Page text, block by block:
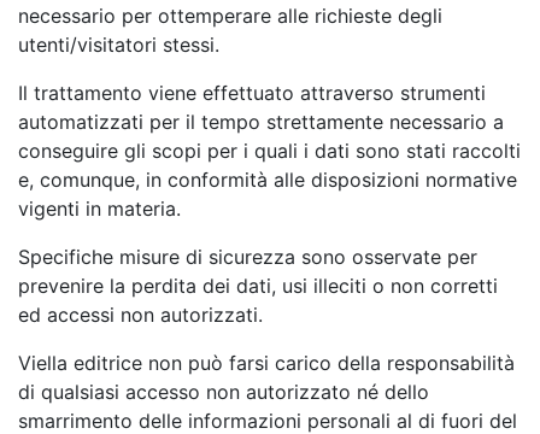
necessario per ottemperare alle richieste degli
utenti/visitatori stessi.
Il trattamento viene effettuato attraverso strumenti
automatizzati per il tempo strettamente necessario a
conseguire gli scopi per i quali i dati sono stati raccolti
e, comunque, in conformità alle disposizioni normative
vigenti in materia.
Specifiche misure di sicurezza sono osservate per
prevenire la perdita dei dati, usi illeciti o non corretti
ed accessi non autorizzati.
Viella editrice non può farsi carico della responsabilità
di qualsiasi accesso non autorizzato né dello
smarrimento delle informazioni personali al di fuori del